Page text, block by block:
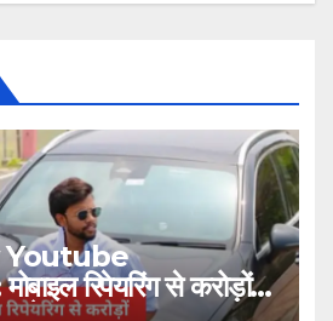
Youtube
रिपेयरिंग से करोड़ों